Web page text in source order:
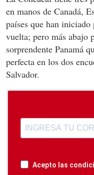
en manos de Canadá,
países que han
vuelta; pero más abajo
sorprendente Panamá
perfecta en los dos
Salvador.
Acepto las